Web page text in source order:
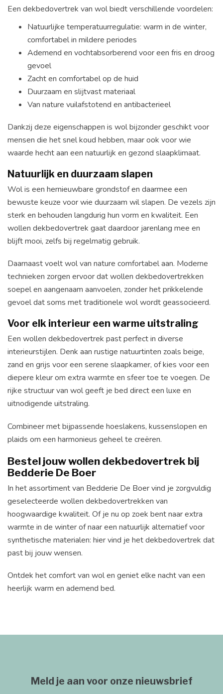
Een dekbedovertrek van wol biedt verschillende voordelen:
Natuurlijke temperatuurregulatie: warm in de winter,
comfortabel in mildere periodes
Ademend en vochtabsorberend voor een fris en droog
gevoel
Zacht en comfortabel op de huid
Duurzaam en slijtvast materiaal
Van nature vuilafstotend en antibacterieel
Dankzij deze eigenschappen is wol bijzonder geschikt voor
mensen die het snel koud hebben, maar ook voor wie
waarde hecht aan een natuurlijk en gezond slaapklimaat.
Natuurlijk en duurzaam slapen
Wol is een hernieuwbare grondstof en daarmee een
bewuste keuze voor wie duurzaam wil slapen. De vezels zijn
sterk en behouden langdurig hun vorm en kwaliteit. Een
wollen dekbedovertrek gaat daardoor jarenlang mee en
blijft mooi, zelfs bij regelmatig gebruik.
Daarnaast voelt wol van nature comfortabel aan. Moderne
technieken zorgen ervoor dat wollen dekbedovertrekken
soepel en aangenaam aanvoelen, zonder het prikkelende
gevoel dat soms met traditionele wol wordt geassocieerd.
Voor elk interieur een warme uitstraling
Een wollen dekbedovertrek past perfect in diverse
interieurstijlen. Denk aan rustige natuurtinten zoals beige,
zand en grijs voor een serene slaapkamer, of kies voor een
diepere kleur om extra warmte en sfeer toe te voegen. De
rijke structuur van wol geeft je bed direct een luxe en
uitnodigende uitstraling.
Combineer met bijpassende hoeslakens, kussenslopen en
plaids om een harmonieus geheel te creëren.
Bestel jouw wollen dekbedovertrek bij
Bedderie De Boer
In het assortiment van Bedderie De Boer vind je zorgvuldig
geselecteerde wollen dekbedovertrekken van
hoogwaardige kwaliteit. Of je nu op zoek bent naar extra
warmte in de winter of naar een natuurlijk alternatief voor
synthetische materialen: hier vind je het dekbedovertrek dat
past bij jouw wensen.
Ontdek het comfort van wol en geniet elke nacht van een
heerlijk warm en ademend bed.
Meld je aan voor onze nieuwsbrief